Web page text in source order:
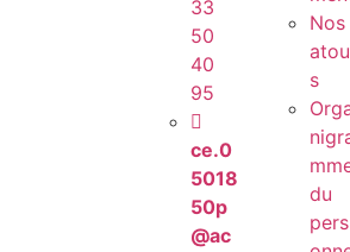
33
50
40
95
ce.0
5018
50p
@ac
Nos
s
du
pers